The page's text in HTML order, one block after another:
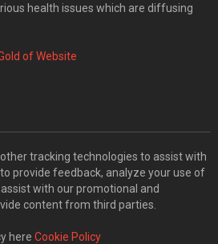
health issues which are diffusing
of Website
tracking technologies to assist with
provide feedback, analyze your use of
with our promotional and
content from third parties.
here Cookie Policy